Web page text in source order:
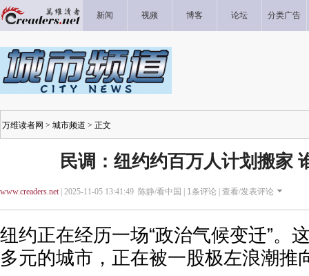
新闻 视频 博客 论坛 分类广告
万维读者网 > 城市频道 > 正文
民调：纽约约百万人计划搬家
www.creaders.net| 2025-11-05 13:41:49 陈静/看中国 | 1条评论 | 查看/发表评论
纽约正在经历一场“政治气候变迁”。
多元的城市，正在被一股极左浪潮推